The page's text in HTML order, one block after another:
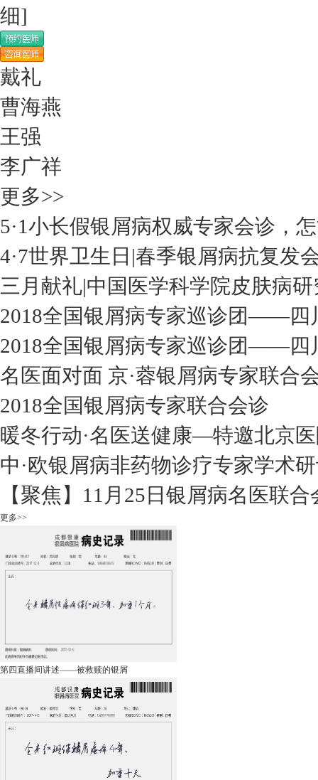
细]
戴礼
曹海燕
王强
李广祥
更多>>
5·1小长假银屑病权威专家会诊，
4·7世界卫生日|春季银屑病抗复发
三月献礼|中国医学科学院皮肤病
2018全国银屑病专家巡诊团——四
2018全国银屑病专家巡诊团——四
名医面对面 京·蓉银屑病专家联合
2018全国银屑病专家联合会诊
暖冬行动·名医送健康—特邀北京
中·欧银屑病非药物诊疗专家学术
【聚焦】11月25日银屑病名医联合
更多>>
第四直播间讲述——被救赎的银屑